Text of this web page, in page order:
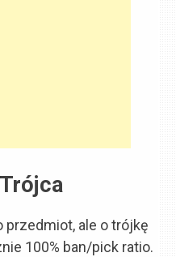
przedmiot, ale o trójkę
100% ban/pick ratio.